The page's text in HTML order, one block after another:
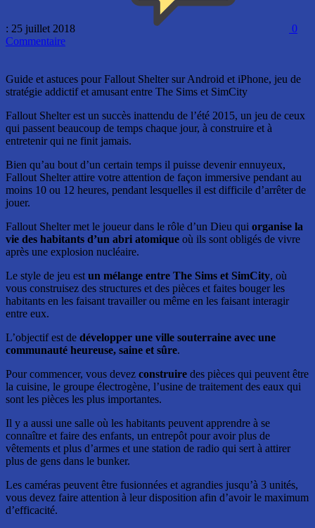
: 25 juillet 2018
0
Commentaire
Guide et astuces pour Fallout Shelter sur Android et iPhone, jeu de
stratégie addictif et amusant entre The Sims et SimCity
Fallout Shelter est un succès inattendu de l’été 2015, un jeu de ceux
qui passent beaucoup de temps chaque jour, à construire et à
entretenir qui ne finit jamais.
Bien qu’au bout d’un certain temps il puisse devenir ennuyeux,
Fallout Shelter attire votre attention de façon immersive pendant au
moins 10 ou 12 heures, pendant lesquelles il est difficile d’arrêter de
jouer.
Fallout Shelter met le joueur dans le rôle d’un Dieu qui organise la
vie des habitants d’un abri atomique où ils sont obligés de vivre
après une explosion nucléaire.
Le style de jeu est un mélange entre The Sims et SimCity, où
vous construisez des structures et des pièces et faites bouger les
habitants en les faisant travailler ou même en les faisant interagir
entre eux.
L’objectif est de développer une ville souterraine avec une
communauté heureuse, saine et sûre.
Pour commencer, vous devez construire des pièces qui peuvent être
la cuisine, le groupe électrogène, l’usine de traitement des eaux qui
sont les pièces les plus importantes.
Il y a aussi une salle où les habitants peuvent apprendre à se
connaître et faire des enfants, un entrepôt pour avoir plus de
vêtements et plus d’armes et une station de radio qui sert à attirer
plus de gens dans le bunker.
Les caméras peuvent être fusionnées et agrandies jusqu’à 3 unités,
vous devez faire attention à leur disposition afin d’avoir le maximum
d’efficacité.